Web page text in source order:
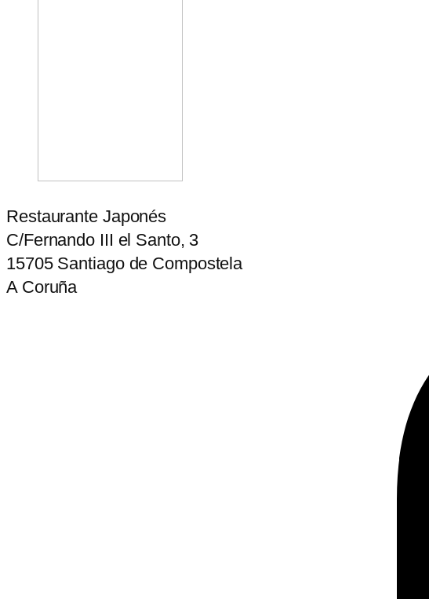
Restaurante Japonés
C/Fernando III el Santo, 3
15705 Santiago de Compostela
A Coruña